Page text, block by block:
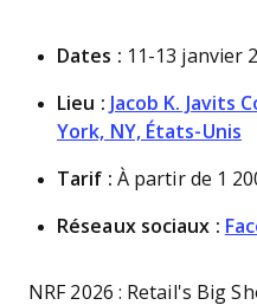
Dates : 11-13 janvier
Lieu : Jacob K. Javits
York, NY, États-Unis
Tarif : À partir de 1
Réseaux sociaux :
NRF 2026 : Retail's Big